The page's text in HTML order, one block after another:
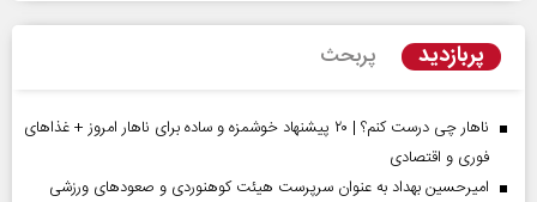
پربازدید پربحث
ناهار چی درست کنم؟ | ۲۰ پیشنهاد خوشمزه و ساده برای ناهار امروز + غذاهای
فوری و اقتصادی
امیرحسین بهداد به عنوان سرپرست هیئت کوهنوردی و صعودهای ورزشی